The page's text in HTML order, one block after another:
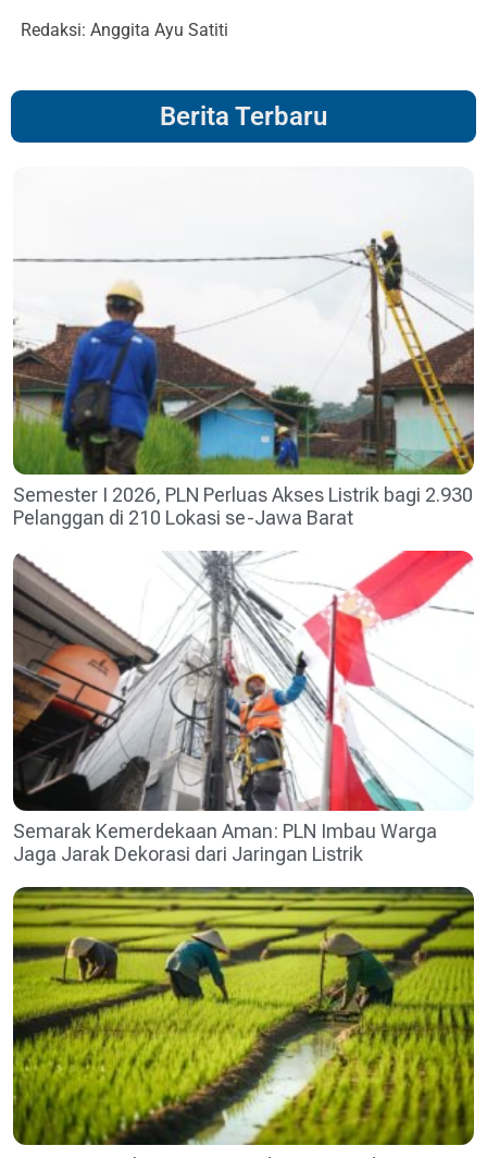
Redaksi: Anggita Ayu Satiti
Berita Terbaru
Semester I 2026, PLN Perluas Akses Listrik bagi 2.930
Pelanggan di 210 Lokasi se-Jawa Barat
Semarak Kemerdekaan Aman: PLN Imbau Warga
Jaga Jarak Dekorasi dari Jaringan Listrik